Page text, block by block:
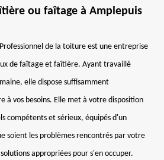
ou faîtage à Amplepuis
de la toiture est une entreprise
de faîtage et faîtière. Ayant travaillé
elle dispose suffisamment
à vos besoins. Elle met à votre disposition
compétents et sérieux, équipés d'un
soient les problèmes rencontrés par votre
appropriées pour s'en occuper.